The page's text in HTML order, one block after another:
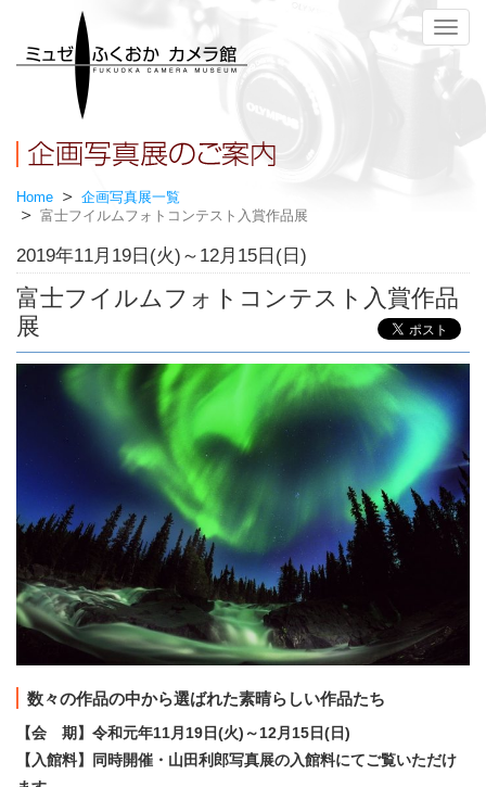
メ
ニ
Home
企画写真展一覧
富士フイルムフォトコンテスト入賞作品展
2019年11月19日(火)～12月15日(日)
富士フイルムフォトコンテスト入賞作品
展
数々の作品の中から選ばれた素晴らしい作品たち
【会 期】令和元年11月19日(火)～12月15日(日)
【入館料】同時開催・山田利郎写真展の入館料にてご覧いただけ